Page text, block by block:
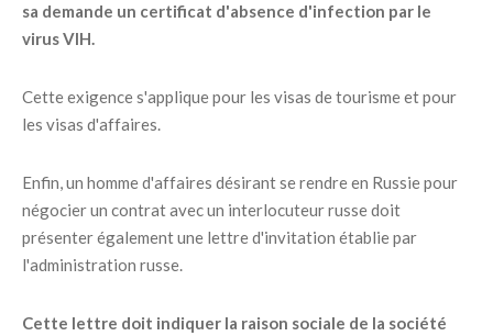
sa demande un certificat d'absence d'infection par le
virus VIH.
Cette exigence s'applique pour les visas de tourisme et pour
les visas d'affaires.
Enfin, un homme d'affaires désirant se rendre en Russie pour
négocier un contrat avec un interlocuteur russe doit
présenter également une lettre d'invitation établie par
l'administration russe.
Cette lettre doit indiquer la raison sociale de la société